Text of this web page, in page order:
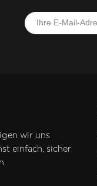
wir uns
einfach, sicher